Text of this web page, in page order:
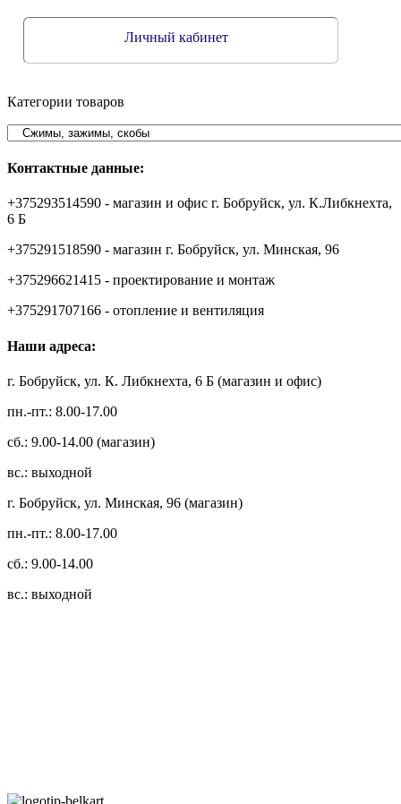
Личный кабинет
Категории товаров
Контактные данные:
+375293514590 - магазин и офис г. Бобруйск, ул. К.Либкнехта,
6 Б
+375291518590 - магазин г. Бобруйск, ул. Минская, 96
+375296621415 - проектирование и монтаж
+375291707166 - отопление и вентиляция
Наши адреса:
г. Бобруйск, ул. К. Либкнехта, 6 Б (магазин и офис)
пн.-пт.: 8.00-17.00
сб.: 9.00-14.00 (магазин)
вс.: выходной
г. Бобруйск, ул. Минская, 96 (магазин)
пн.-пт.: 8.00-17.00
сб.: 9.00-14.00
вс.: выходной